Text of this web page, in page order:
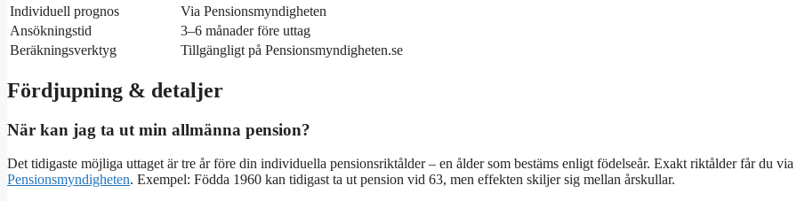
Individuell prognos
Via Pensionsmyndigheten
Ansökningstid
3–6 månader före uttag
Beräkningsverktyg
Tillgängligt på Pensionsmyndigheten.se
Fördjupning & detaljer
När kan jag ta ut min allmänna pension?
Det tidigaste möjliga uttaget är tre år före din individuella pensionsriktålder – en ålder som bestäms enligt födelseår. Exakt riktålder får du via
Pensionsmyndigheten. Exempel: Födda 1960 kan tidigast ta ut pension vid 63, men effekten skiljer sig mellan årskullar.